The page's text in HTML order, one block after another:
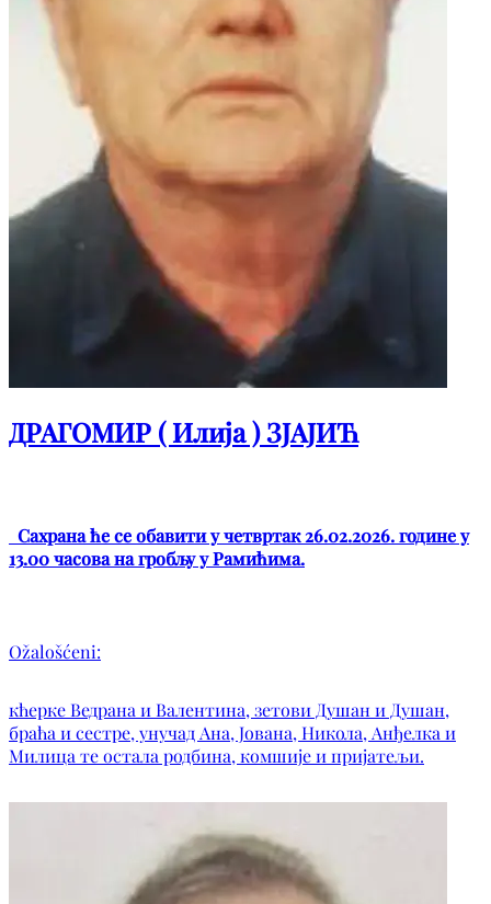
ДРАГОМИР ( Илија ) ЗЈАЈИЋ
Сахрана ће се обавити у четвртак 26.02.2026. године у
13.00 часова на гробљу у Рамићима.
Ožalošćeni:
кћерке Ведрана и Валентина, зетови Душан и Душан,
браћа и сестре, унучад Ана, Јована, Никола, Анђелка и
Милица те остала родбина, комшије и пријатељи.